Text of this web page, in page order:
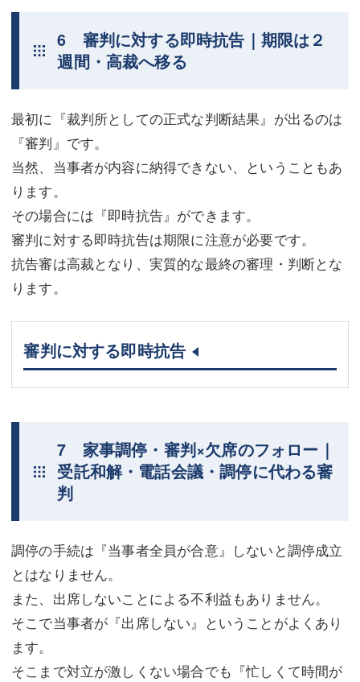
6 審判に対する即時抗告｜期限は２
週間・高裁へ移る
最初に『裁判所としての正式な判断結果』が出るのは
『審判』です。
当然、当事者が内容に納得できない、ということもあ
ります。
その場合には『即時抗告』ができます。
審判に対する即時抗告は期限に注意が必要です。
抗告審は高裁となり、実質的な最終の審理・判断とな
ります。
審判に対する即時抗告
7 家事調停・審判×欠席のフォロー｜
受託和解・電話会議・調停に代わる審
判
調停の手続は『当事者全員が合意』しないと調停成立
とはなりません。
また、出席しないことによる不利益もありません。
そこで当事者が『出席しない』ということがよくあり
ます。
そこまで対立が激しくない場合でも『忙しくて時間が